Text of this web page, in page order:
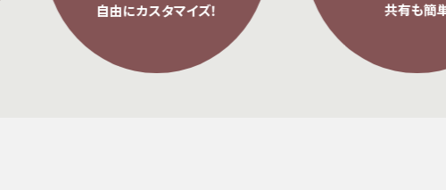
自由にカスタマイズ！
共有も簡単